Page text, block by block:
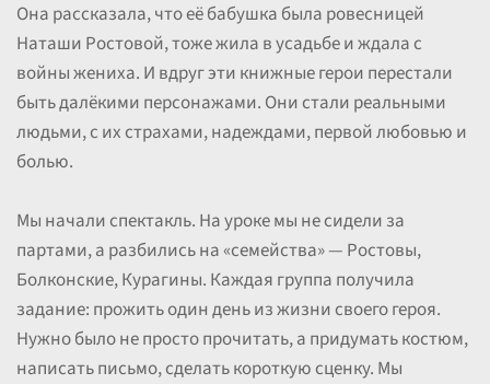
Она рассказала, что её бабушка была ровесницей
Наташи Ростовой, тоже жила в усадьбе и ждала с
войны жениха. И вдруг эти книжные герои перестали
быть далёкими персонажами. Они стали реальными
людьми, с их страхами, надеждами, первой любовью и
болью.
Мы начали спектакль. На уроке мы не сидели за
партами, а разбились на «семейства» — Ростовы,
Болконские, Курагины. Каждая группа получила
задание: прожить один день из жизни своего героя.
Нужно было не просто прочитать, а придумать костюм,
написать письмо, сделать короткую сценку. Мы